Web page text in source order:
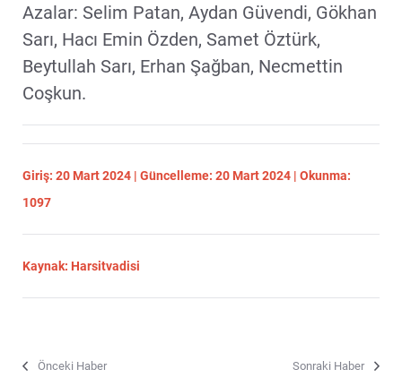
Azalar: Selim Patan, Aydan Güvendi, Gökhan
Sarı, Hacı Emin Özden, Samet Öztürk,
Beytullah Sarı, Erhan Şağban, Necmettin
Coşkun.
Giriş: 20 Mart 2024 | Güncelleme: 20 Mart 2024 | Okunma:
1097
Kaynak: Harsitvadisi
Önceki Haber Sonraki Haber